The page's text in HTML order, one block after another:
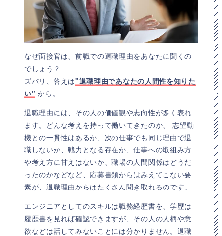
なぜ面接官は、前職での退職理由をあなたに聞くの
でしょう？
ズバリ、答えは"退職理由であなたの人間性を知りた
い" から。
退職理由には、その人の価値観や志向性が多く表れ
ます。どんな考えを持って働いてきたのか、 志望動
機との一貫性はあるか、次の仕事でも同じ理由で退
職しないか、戦力となる存在か、仕事への取組み方
や考え方に甘えはないか、職場の人間関係はどうだ
ったのかなどなど、応募書類からはみえてこない要
素が、退職理由からはたくさん聞き取れるのです。
エンジニアとしてのスキルは職務経歴書を、学歴は
履歴書を見れば確認できますが、その人の人柄や意
欲などは話してみないことには分かりません。退職